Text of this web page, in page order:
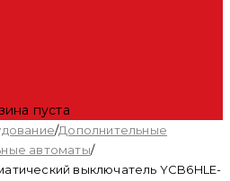
пуста
/Дополнительные
автоматы/
выключатель YCB6HLE-